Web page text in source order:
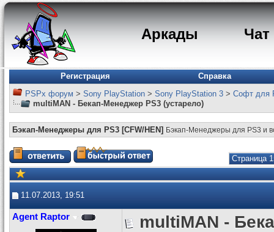
Аркады Чат
Регистрация
Справка
PSPx форум > Sony PlayStation > Sony PlayStation 3 > Софт для
multiMAN - Бекап-Менеджер PS3 (устарело)
Бэкап-Менеджеры для PS3 [CFW/HEN] Бэкап-Менеджеры для PS3 и
Страница
11.07.2013, 19:51
Agent Raptor multiMAN -